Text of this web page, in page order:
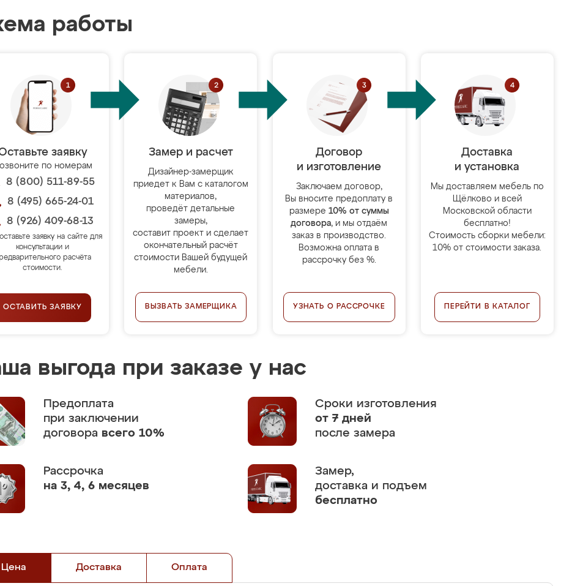
работы
заявку
по номерам
8 (800) 511-89-55
8 (495) 665-24-01
8 (926) 409-68-13
заявку на сайте для
консультации и
расчёта
стоимости.
ОСТАВИТЬ ЗАЯВКУ
Замер и расчет
Дизайнер-замерщик
приедет к Вам с каталогом
материалов,
проведёт детальные
замеры,
составит проект и сделает
окончательный расчёт
стоимости Вашей будущей
мебели.
ВЫЗВАТЬ ЗАМЕРЩИКА
Договор
и изготовление
Заключаем договор,
Вы вносите предоплату в
размере 10% от суммы
договора, и мы отдаём
заказ в производство.
Возможна оплата в
рассрочку без %.
УЗНАТЬ О РАССРОЧКЕ
Доставка
и установка
Мы доставляем мебель по
Щёлково и всей
Московской области
бесплатно!
Стоимость сборки мебели:
10% от стоимости заказа.
ПЕРЕЙТИ В КАТАЛОГ
выгода при заказе у нас
Предоплата
при заключении
договора всего 10%
Сроки изготовления
от 7 дней
после замера
Рассрочка
на 3, 4, 6 месяцев
Замер,
доставка и подъем
бесплатно
Цена Доставка Оплата